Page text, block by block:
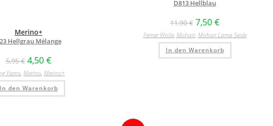
Merino+
Hellgrau Mélange
5,95€ 4,50 €
Yarns, Merino, Merino+
In den Warenkorb
D813 Hellblau
11,90€ 7,50 €
Ferner Wolle, Mohair, Mohair Lama Seide
In den Warenkorb